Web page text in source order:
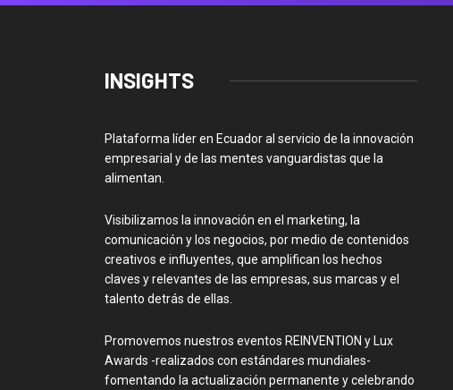
INSIGHTS
Plataforma líder en Ecuador al servicio de la innovación
empresarial y de las mentes vanguardistas que la
alimentan.
Visibilizamos la innovación en el marketing, la
comunicación y los negocios, por medio de contenidos
creativos e influyentes, que amplifican los hechos
claves y relevantes de las empresas, sus marcas y el
talento detrás de ellas.
Promovemos nuestros eventos REINVENTION y Lux
Awards -realizados con estándares mundiales-
fomentando la actualización permanente y celebrando